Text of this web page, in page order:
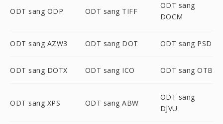
ODT sang ODP ODT sang TIFF
ODT sang
DOCM
ODT sang AZW3 ODT sang DOT ODT sang PSD
ODT sang DOTX ODT sang ICO ODT sang OTB
ODT sang XPS ODT sang ABW
ODT sang
DJVU